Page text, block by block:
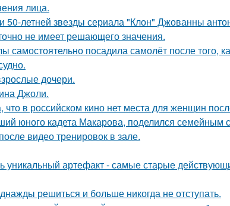
лица.
50-летней звезды сериала "Клон" Джованны
не имеет решающего значения.
самостоятельно посадила самолёт после того,
дочери.
Джоли.
в российском кино нет места для женщин
юного кадета Макарова, поделился семейным
видео тренировок в зале.
уникальный артефакт - самые стаpые
решиться и больше никогда не отступать.